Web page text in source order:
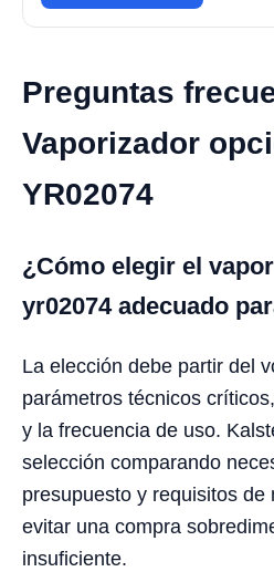
Preguntas
Vaporizador
YR02074
¿Cómo elegir el
yr02074 adecuado
La elección debe partir del
parámetros técnicos
y la frecuencia de uso.
selección comparando
presupuesto y requisitos de
evitar una compra
insuficiente.